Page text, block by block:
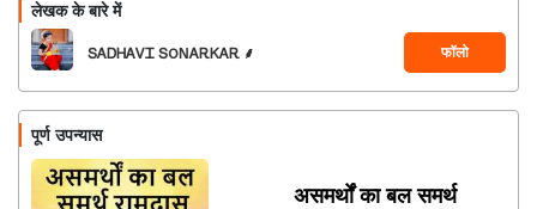
लेखक के बारे में
ՏᎪᎠᎻᎪᏙᏆ ՏOΝᎪᎡᏦᎪᎡ ⸙ फॉलो
पूर्ण उपन्यास
असमर्थों का बल समर्थ